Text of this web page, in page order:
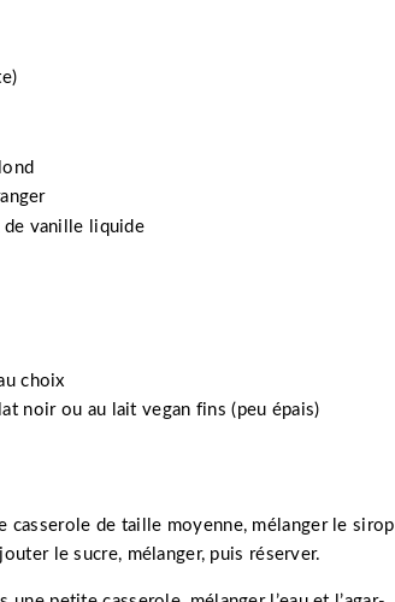
de vanille liquide
choix
noir ou au lait vegan fins (peu épais)
casserole de taille moyenne, mélanger le sirop
le sucre, mélanger, puis réserver.